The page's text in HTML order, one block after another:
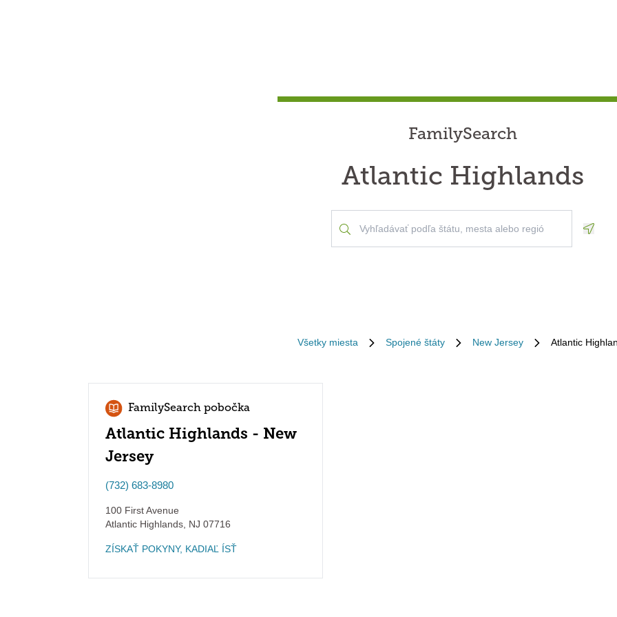
FamilySearch
Atlantic Highlands
Všetky miesta Spojené štáty New Jersey Atlantic
FamilySearch pobočka
Atlantic Highlands - New
Jersey
(732) 683-8980
100 First Avenue
Atlantic Highlands NJ 07716
ZÍSKAŤ POKYNY, KADIAĽ ÍSŤ